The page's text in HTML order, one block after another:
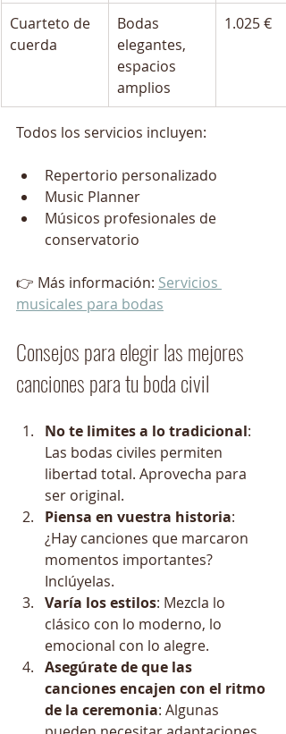
Cuarteto de
cuerda
Bodas
elegantes,
espacios
amplios
1.025 €
Todos los servicios incluyen:
Repertorio personalizado
Music Planner
Músicos profesionales de
conservatorio
👉 Más información: Servicios
musicales para bodas
Consejos para elegir las mejores
canciones para tu boda civil
No te limites a lo tradicional:
Las bodas civiles permiten
libertad total. Aprovecha para
ser original.
Piensa en vuestra historia:
¿Hay canciones que marcaron
momentos importantes?
Inclúyelas.
Varía los estilos: Mezcla lo
clásico con lo moderno, lo
emocional con lo alegre.
Asegúrate de que las
canciones encajen con el ritmo
de la ceremonia: Algunas